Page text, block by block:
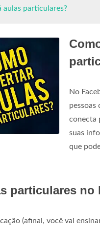
aulas particulares?
No
pessoas
conecta
suas
que
particulares no
(afinal, você vai